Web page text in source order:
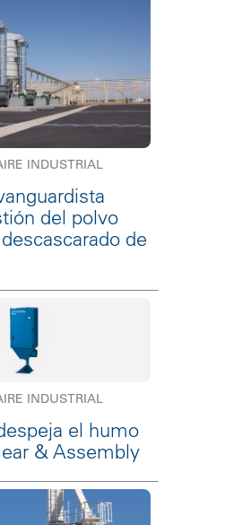
INDUSTRIAL
del polvo
de
INDUSTRIAL
el humo
& Assembly